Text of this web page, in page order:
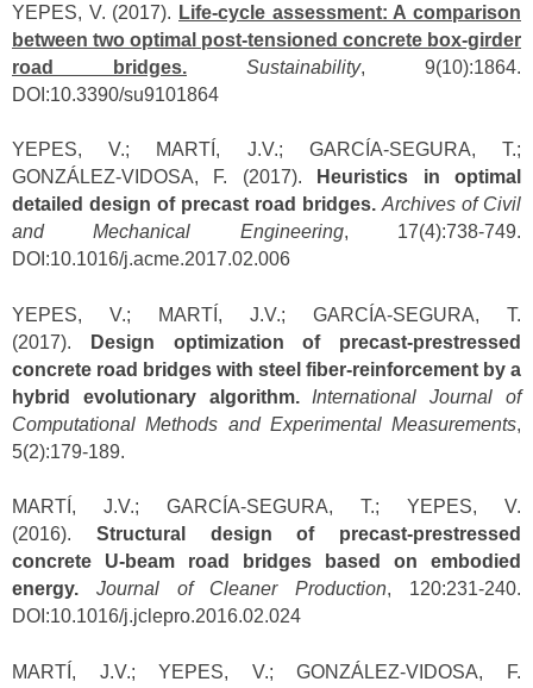
YEPES, V. (2017). Life-cycle assessment: A comparison
between two optimal post-tensioned concrete box-girder
road bridges.
Sustainability, 9(10):1864.
DOI:10.3390/su9101864
YEPES, V.; MARTÍ, J.V.; GARCÍA-SEGURA, T.;
GONZÁLEZ-VIDOSA, F. (2017).
Heuristics in optimal
detailed design of precast road bridges. Archives of Civil
and Mechanical Engineering, 17(4):738-749.
DOI:10.1016/j.acme.2017.02.006
YEPES, V.; MARTÍ, J.V.; GARCÍA-SEGURA, T.
(2017).
Design optimization of precast-prestressed
concrete road bridges with steel fiber-reinforcement by a
hybrid evolutionary algorithm.
International Journal of
Computational Methods and Experimental Measurements,
5(2):179-189.
MARTÍ, J.V.; GARCÍA-SEGURA, T.; YEPES, V.
(2016). Structural design of precast-prestressed
concrete U-beam road bridges based on embodied
energy. Journal of Cleaner Production, 120:231-240.
DOI:10.1016/j.jclepro.2016.02.024
MARTÍ, J.V.; YEPES, V.; GONZÁLEZ-VIDOSA, F.